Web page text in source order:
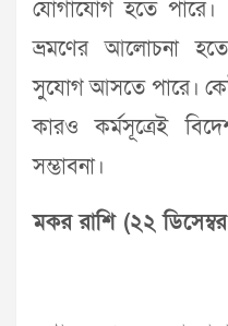
যোগাযোগ হতে পারে।
ভ্রমণের আলোচনা
সুযোগ আসতে পারে।
কারও কর্মসূত্রেই
সম্ভাবনা।
মকর রাশি (২২